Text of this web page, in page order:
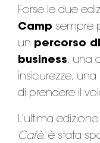
Forse le due
Camp sempre
un percorso
business, una
insicurezze,
di prendere il
L’ultima
Cafè, è stata